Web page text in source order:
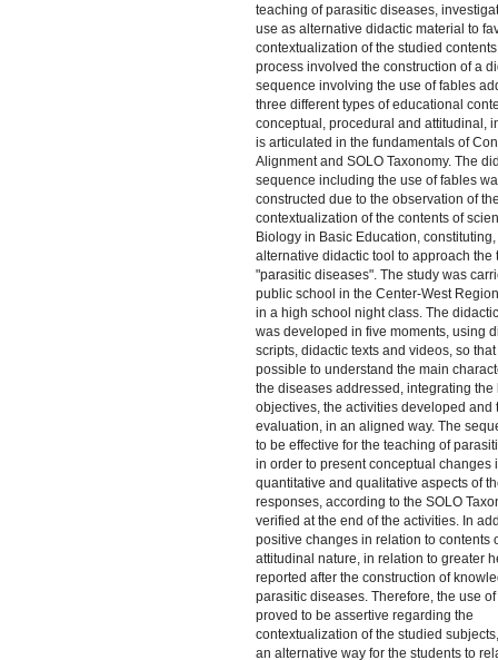
teaching of parasitic diseases,
use as alternative didactic material to
contextualization of the studied
process involved the construction of a
sequence involving the use of fables
three different types of educational
conceptual, procedural and attitudinal,
is articulated in the fundamentals of
Alignment and SOLO Taxonomy. The
sequence including the use of fables
constructed due to the observation of
contextualization of the contents of
Biology in Basic Education,
alternative didactic tool to approach the
"parasitic diseases". The study was
public school in the Center-West
in a high school night class. The
was developed in five moments, using
scripts, didactic texts and videos, so
possible to understand the main
the diseases addressed, integrating the
objectives, the activities developed and
evaluation, in an aligned way. The
to be effective for the teaching of
in order to present conceptual changes
quantitative and qualitative aspects of
responses, according to the SOLO
verified at the end of the activities. In
positive changes in relation to contents
attitudinal nature, in relation to greater
reported after the construction of
parasitic diseases. Therefore, the use
proved to be assertive regarding the
contextualization of the studied
an alternative way for the students to